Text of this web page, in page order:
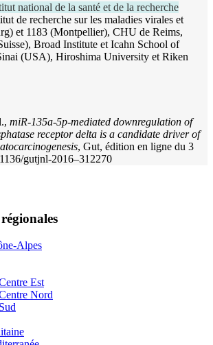
national de la santé et de la recherche
de recherche sur les maladies virales et
et 1183 (Montpellier), CHU de Reims,
Broad Institute et Icahn School of
(USA), Hiroshima University et Riken
miR-135a-5p-mediated downregulation of
receptor delta is a candidate driver of
, Gut, édition en ligne du 3
gutjnl-2016–312270
Alpes
Est
Nord